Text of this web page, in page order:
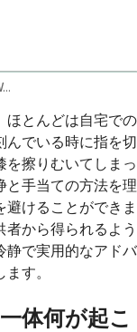
Cuts And Injuries First Aid Wound Care And When To Seek Help
ほとんどは自宅での
んでいる時に指を切
を擦りむいてしまっ
と手当ての方法を理
けることができま
から得られるよう
静で実用的なアドバ
す。
体何が起こ